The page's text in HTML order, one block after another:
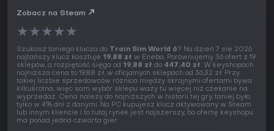
Zobacz na Steam
★★★★★
Szukasz taniego klucza do Train Sim World 6? Na dzień 7 sie 2026
najtańszy klucz kosztuje 19,88 zł w Eneba. Porównujemy 36 ofert z 19
sklepów, a rozpiętość sięga od 19,88 zł do 447,40 zł. W keyshopach
najniższa cena to 19,88 zł, w oficjalnych sklepach od 36,32 zł. Przy
takiej liczbie sprzedawców różnica między skrajnymi ofertami bywa
kilkukrotna, więc sam wybór sklepu waży tu więcej niż czekanie na
wyprzedaż. Cena należy do najniższych w historii tej gry, taniej było
tylko w 4% dni z danymi. Na PC kupujesz klucz aktywowany w Steam
lub innym kliencie i to tutaj rynek jest najszerszy, bo ofertę keyshopu
ma ponad jedna czwarta gier.